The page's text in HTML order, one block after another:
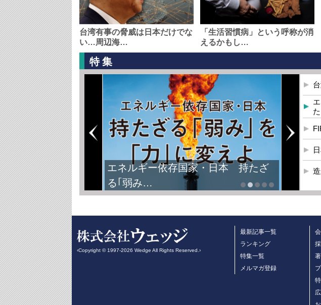
台湾有事の脅威は日本だけでな
い…周辺海…
「生活習慣病」という呼称が消
えるかもし…
特集
FIFAワールドカップ2026
‹Copyright © 1997-2026 Wedge All Rights Reserved.›
最新記事一覧
ランキング
特集一覧
メルマガ登録